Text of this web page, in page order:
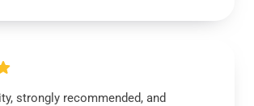
strongly recommended, and